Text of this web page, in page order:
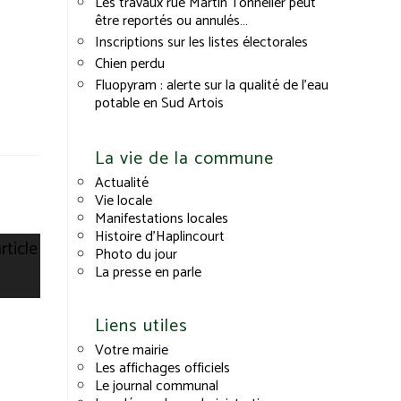
être reportés ou annulés…
Inscriptions sur les listes électorales
Chien perdu
Fluopyram : alerte sur la qualité de l’eau
potable en Sud Artois
La vie de la commune
Actualité
Vie locale
Manifestations locales
Histoire d’Haplincourt
Photo du jour
La presse en parle
Liens utiles
Votre mairie
Les affichages officiels
Le journal communal